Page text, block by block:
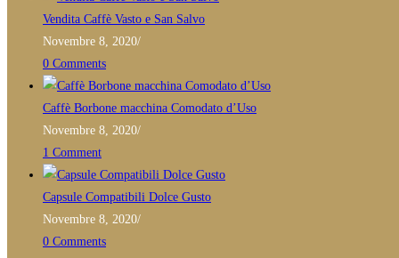
scelte
nella
del
prodotto
Vendita Caffè Vasto e San Salvo
Novembre 8, 2020/
0 Comments
Caffè Borbone macchina Comodato d’Uso
Novembre 8, 2020/
1 Comment
Capsule Compatibili Dolce Gusto
Novembre 8, 2020/
0 Comments